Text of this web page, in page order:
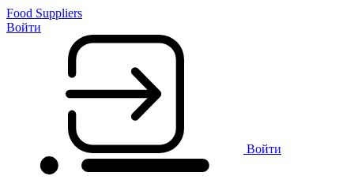
Food Suppliers
Войти
Войти